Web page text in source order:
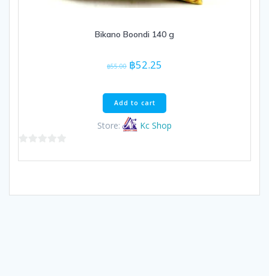
Bikano Boondi 140 g
฿55.00 Original
฿55.00.
฿52.25
Add to cart
Store: Kc Shop